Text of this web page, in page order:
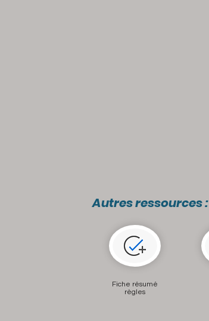
Autres ressources :
Fiche résumé
règles